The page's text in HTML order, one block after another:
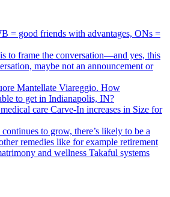
= good friends with advantages, ONs =
to frame the conversation—and yes, this
maybe not an announcement or
Mantellate Viareggio. How
to get in Indianapolis, IN?
care Carve-In increases in Size for
to grow, there’s likely to be a
remedies like for example retirement
and wellness Takaful systems